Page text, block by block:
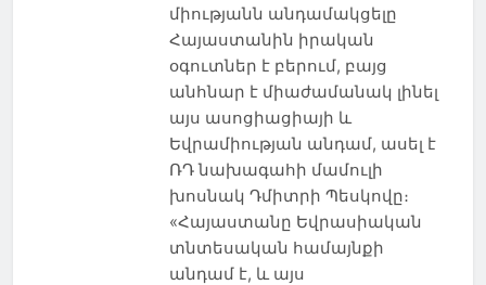
միությանն անդամակցելը
Հայաստանին իրական
օգուտներ է բերում, բայց
անհնար է միաժամանակ լինել
այս ասոցիացիայի և
Եվրամիության անդամ, ասել է
ՌԴ նախագահի մամուլի
խոսնակ Դմիտրի Պեսկովը։
«Հայաստանը Եվրասիական
տնտեսական համայնքի
անդամ է, և այս